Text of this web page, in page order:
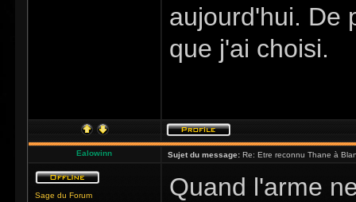
aujourd'hui. De
que j'ai choisi.
Ealowinn Sujet du message: Re: Etre reconnu Thane à
Sage du Forum
Quand l'arme